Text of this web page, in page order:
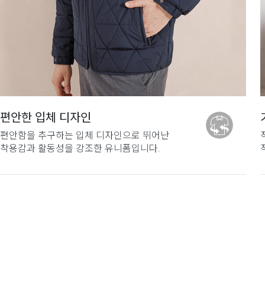
편안한 입체 디자인
편안함을 추구하는 입체 디자인으로 뛰어난
착용감과 활동성을 강조한 유니폼입니다.